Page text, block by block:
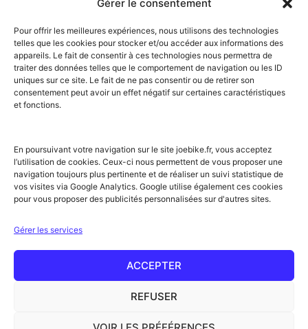
Gérer le consentement
Pour offrir les meilleures expériences, nous utilisons des technologies
telles que les cookies pour stocker et/ou accéder aux informations des
appareils. Le fait de consentir à ces technologies nous permettra de
traiter des données telles que le comportement de navigation ou les ID
uniques sur ce site. Le fait de ne pas consentir ou de retirer son
consentement peut avoir un effet négatif sur certaines caractéristiques
et fonctions.
En poursuivant votre navigation sur le site joebike.fr, vous acceptez
l’utilisation de cookies. Ceux-ci nous permettent de vous proposer une
navigation toujours plus pertinente et de réaliser un suivi statistique de
vos visites via Google Analytics. Google utilise également ces cookies
pour vous proposer des publicités personnalisées sur d'autres sites.
Gérer les services
ACCEPTER
REFUSER
Embrun
Flumet
Frontignan
Gourette
Gruissan
Hendaye
Hossegor
Loudenvielle
Luchon
Luz-Saint-Sauveur
Marennes
Marseille
Méribel
Valberg
Vars
Vendays-
Montalivet
Villard-de-Lans
Villarodin-Bourget
Achat de vélo
Atelier vélo
Livraison à domicile
Itinéraires vélo
Sorties guidées
NOTRE RÉSEAU ET PARTENAIRES
Offre partenaires hébergeurs
Label Accueil Vélo
Rejoignez le réseau !